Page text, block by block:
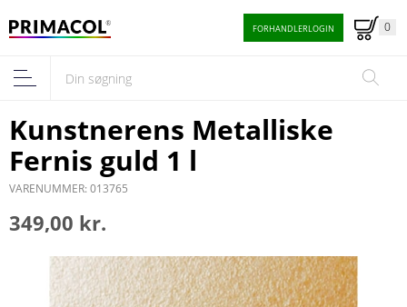
FORHANDLERLOGIN 0
Kunstnerens Metalliske
Fernis guld 1 l
VARENUMMER: 013765
349,00 kr.